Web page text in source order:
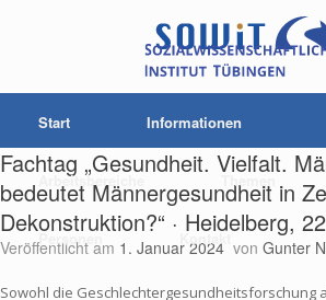
Start Informationen
Arbeitsbereiche Themen
Personen Kontakt
Fachtag „Gesundheit. Vielfalt.
bedeutet Männergesundheit in
Dekonstruktion?“ · Heidelberg,
Veröffentlicht am 1. Januar 2024 von Gunter
Sowohl die Geschlechtergesundheitsforschung